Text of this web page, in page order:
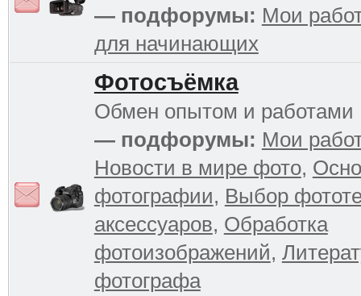
— подфорумы: Мои
для начинающих
Фотосъёмка
Обмен опытом и работами
— подфорумы: Мои
Новости в мире фото,
фотографии, Выбор
аксессуаров, Обработка
фотоизображений,
фотографа